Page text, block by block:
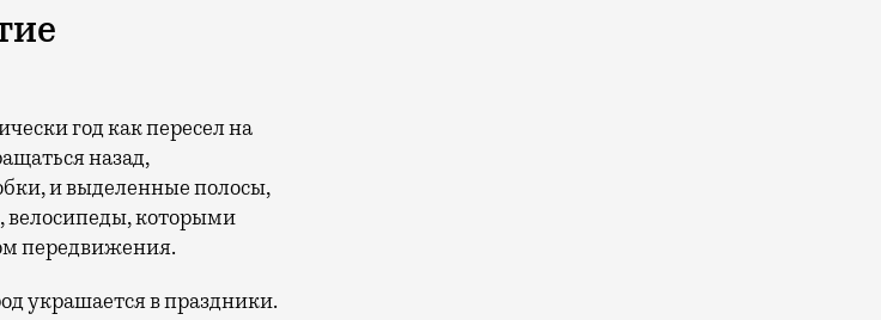
год как пересел на
назад,
и выделенные полосы,
велосипеды, которыми
передвижения.
украшается в праздники.